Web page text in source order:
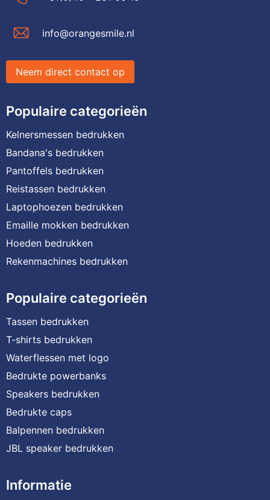
info@orangesmile.nl
Neem direct contact op
Populaire categorieën
Kelnersmessen bedrukken
Bandana's bedrukken
Pantoffels bedrukken
Reistassen bedrukken
Laptophoezen bedrukken
Emaille mokken bedrukken
Hoeden bedrukken
Rekenmachines bedrukken
Populaire categorieën
Tassen bedrukken
T-shirts bedrukken
Waterflessen met logo
Bedrukte powerbanks
Speakers bedrukken
Bedrukte caps
Balpennen bedrukken
JBL speaker bedrukken
Informatie